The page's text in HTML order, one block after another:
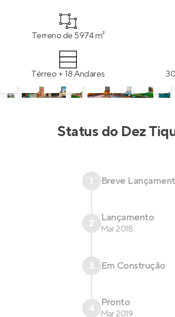
Terreno de 5974 m²
Térreo + 18 Andares
Status do Dez
1 Breve
2 Lançamento
Mar 2018
3 Em Construção
4 Pronto
Mar 2019